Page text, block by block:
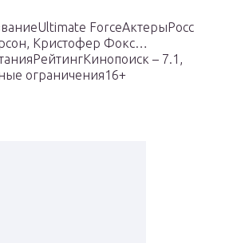
ForceАктерыРосс
Кристофер Фокс…
– 7.1,
ограничения16+